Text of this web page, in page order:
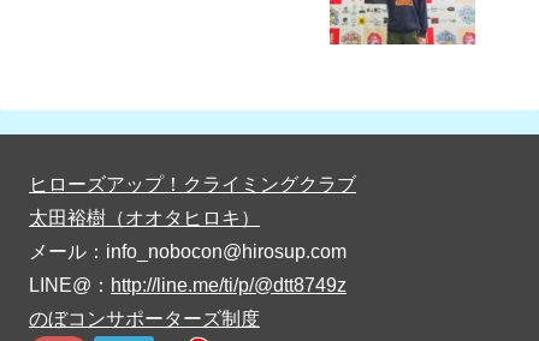
ヒローズアップ！クライミングクラブ
太田裕樹（オオタヒロキ）
メール：info_nobocon@hirosup.com
LINE@： http://line.me/ti/p/@dtt8749z
のぼコンサポーターズ制度